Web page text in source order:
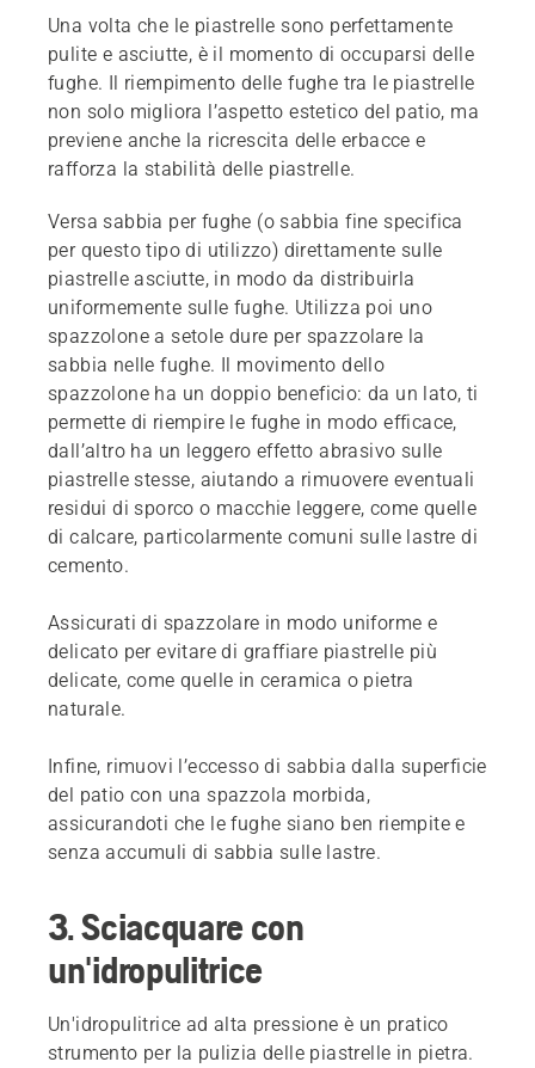
Una volta che le piastrelle sono perfettamente
pulite e asciutte, è il momento di occuparsi delle
fughe. Il riempimento delle fughe tra le piastrelle
non solo migliora l’aspetto estetico del patio, ma
previene anche la ricrescita delle erbacce e
rafforza la stabilità delle piastrelle.
Versa sabbia per fughe (o sabbia fine specifica
per questo tipo di utilizzo) direttamente sulle
piastrelle asciutte, in modo da distribuirla
uniformemente sulle fughe. Utilizza poi uno
spazzolone a setole dure per spazzolare la
sabbia nelle fughe. Il movimento dello
spazzolone ha un doppio beneficio: da un lato, ti
permette di riempire le fughe in modo efficace,
dall’altro ha un leggero effetto abrasivo sulle
piastrelle stesse, aiutando a rimuovere eventuali
residui di sporco o macchie leggere, come quelle
di calcare, particolarmente comuni sulle lastre di
cemento.
Assicurati di spazzolare in modo uniforme e
delicato per evitare di graffiare piastrelle più
delicate, come quelle in ceramica o pietra
naturale.
Infine, rimuovi l’eccesso di sabbia dalla superficie
del patio con una spazzola morbida,
assicurandoti che le fughe siano ben riempite e
senza accumuli di sabbia sulle lastre.
3. Sciacquare con
un'idropulitrice
Un'idropulitrice ad alta pressione è un pratico
strumento per la pulizia delle piastrelle in pietra.